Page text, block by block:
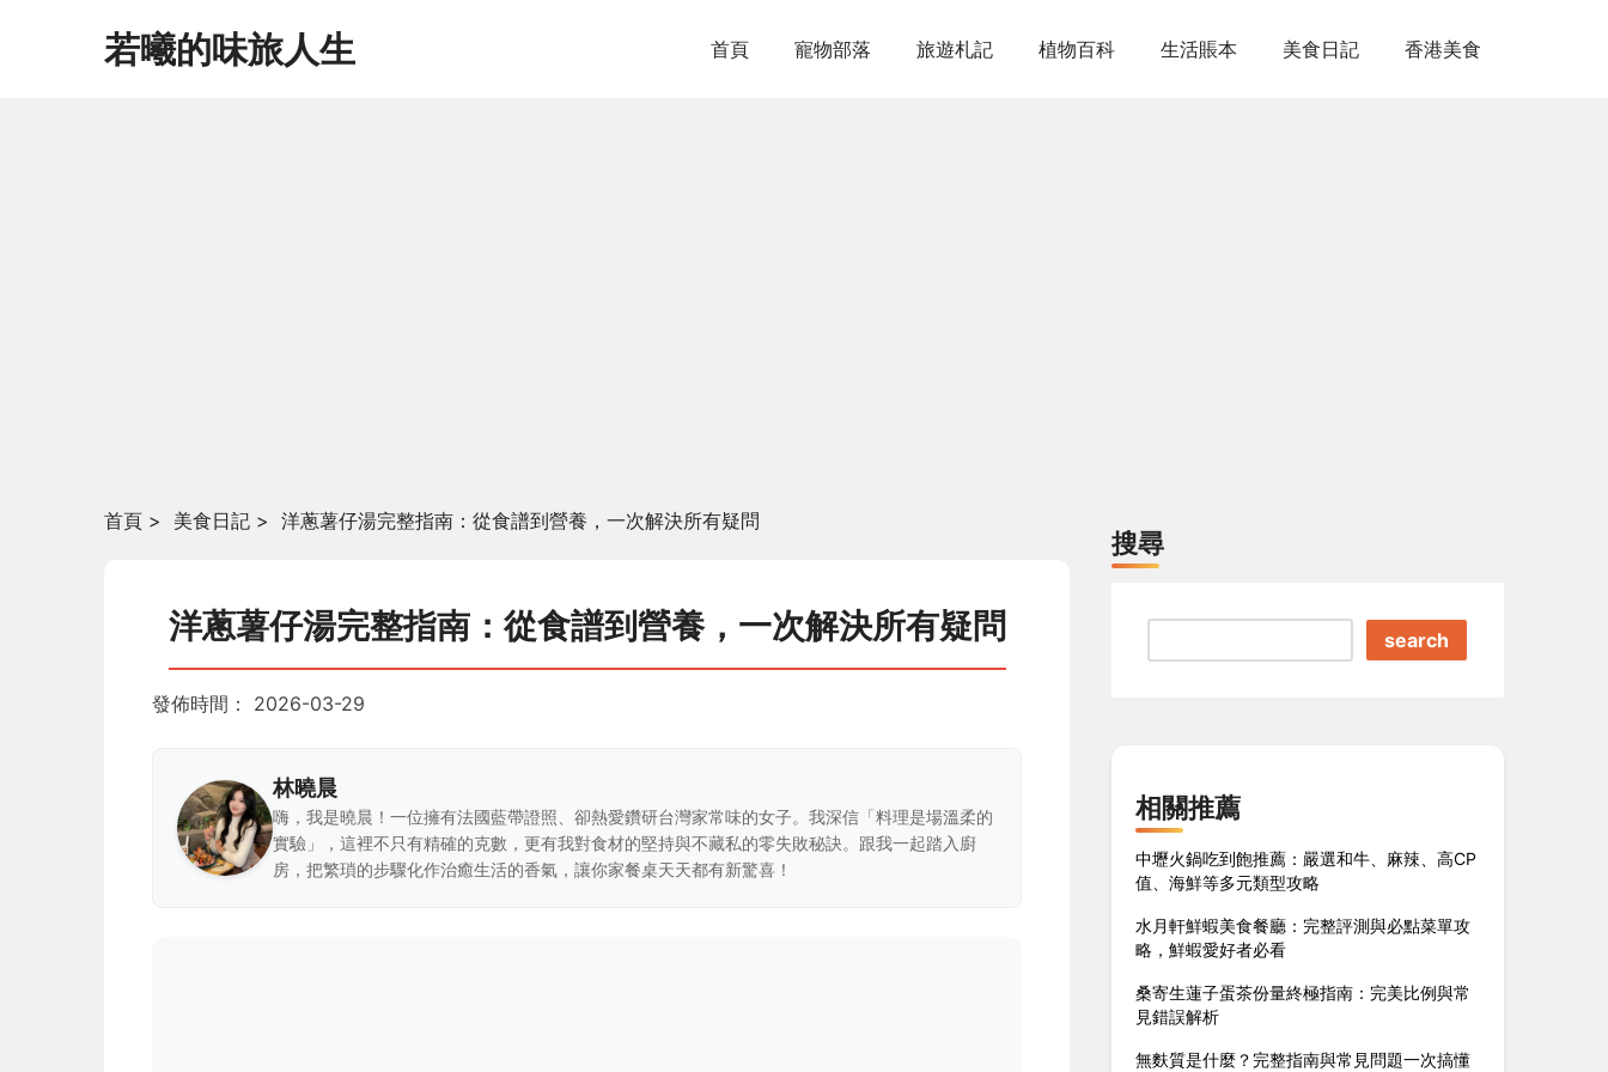
若曦的味旅人生 首頁 寵物部落 旅遊札記 植物百科 生活賬本 美食日記 香港美食
首頁 > 美食日記 > 洋蔥薯仔湯完整指南：從食譜到營養，一次解決所有疑問
洋蔥薯仔湯完整指南：從食譜到營養，一次解決所有疑問
發佈時間： 2026-03-29
林曉晨
嗨，我是曉晨！一位擁有法國藍帶證照、卻熱愛鑽研台灣家常味的女子。我深信「料理是場溫柔的
實驗」，這裡不只有精確的克數，更有我對食材的堅持與不藏私的零失敗秘訣。跟我一起踏入廚
房，把繁瑣的步驟化作治癒生活的香氣，讓你家餐桌天天都有新驚喜！
搜尋
search
相關推薦
中壢火鍋吃到飽推薦：嚴選和牛、麻辣、高CP
值、海鮮等多元類型攻略
水月軒鮮蝦美食餐廳：完整評測與必點菜單攻
略，鮮蝦愛好者必看
桑寄生蓮子蛋茶份量終極指南：完美比例與常
見錯誤解析
無麩質是什麼？完整指南與常見問題一次搞懂